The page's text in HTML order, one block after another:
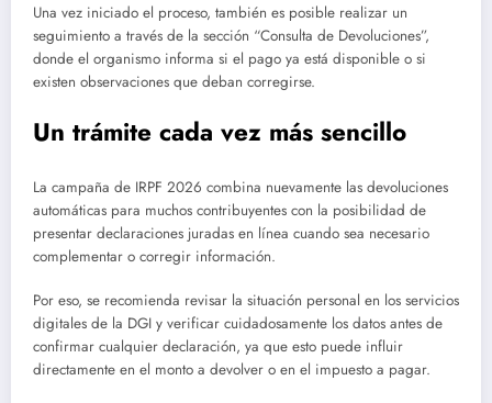
Una vez iniciado el proceso, también es posible realizar un
seguimiento a través de la sección “Consulta de Devoluciones”,
donde el organismo informa si el pago ya está disponible o si
existen observaciones que deban corregirse.
Un trámite cada vez más sencillo
La campaña de IRPF 2026 combina nuevamente las devoluciones
automáticas para muchos contribuyentes con la posibilidad de
presentar declaraciones juradas en línea cuando sea necesario
complementar o corregir información.
Por eso, se recomienda revisar la situación personal en los servicios
digitales de la DGI y verificar cuidadosamente los datos antes de
confirmar cualquier declaración, ya que esto puede influir
directamente en el monto a devolver o en el impuesto a pagar.